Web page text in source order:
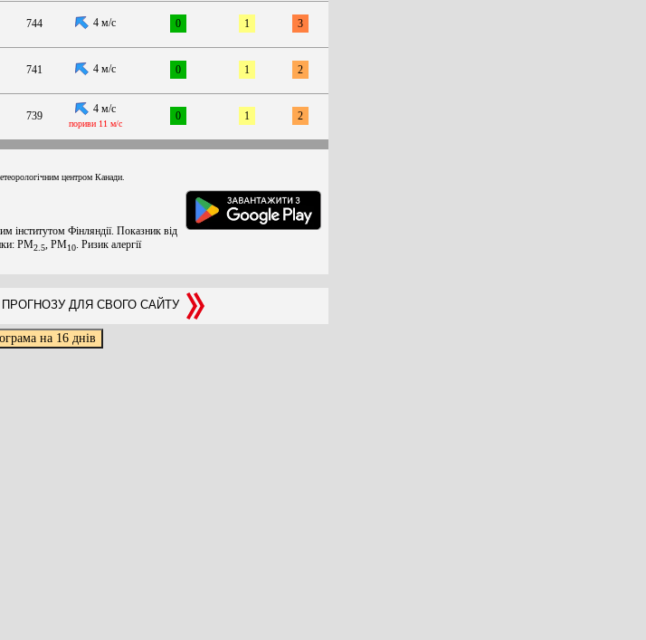
744 4 м/с 0 1 3
741 4 м/с 0 1 2
739
4 м/с
пориви 11 м/с
0 1 2
центром Канади.
інститутом Фінляндії. Показник від
PM2.5 , PM10 . Ризик алергії
ДЛЯ СВОГО САЙТУ